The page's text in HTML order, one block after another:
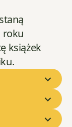
roku
książek